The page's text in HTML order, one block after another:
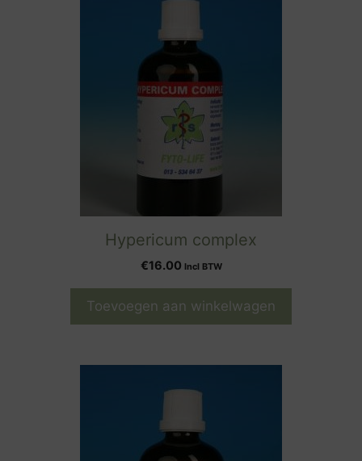
Hypericum complex
€16.00 Incl BTW
Toevoegen aan winkelwagen